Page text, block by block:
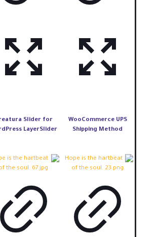
WooCommerce UPS
Shipping Method
Slider for
LayerSlider